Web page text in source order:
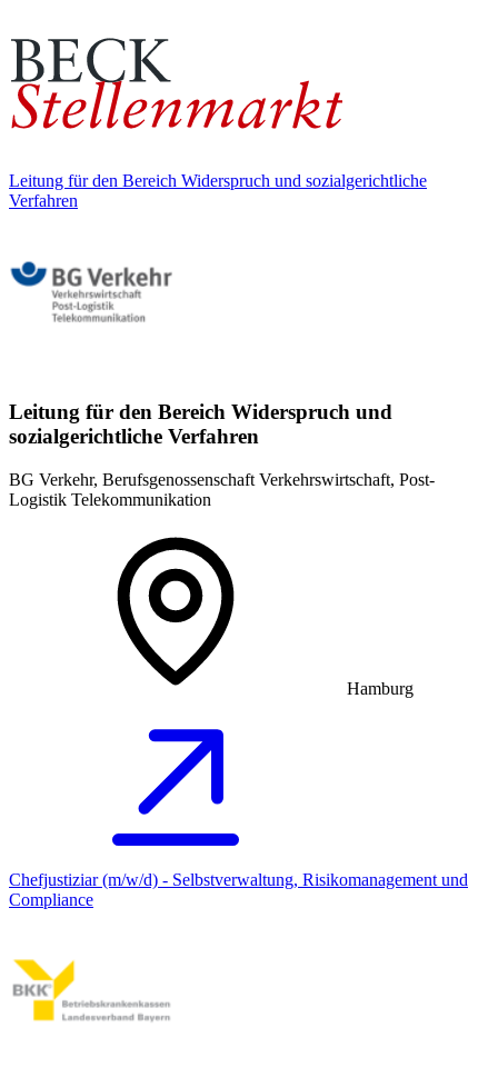
Leitung für den Bereich Widerspruch und sozialgerichtliche
Verfahren
Leitung für den Bereich Widerspruch und
sozialgerichtliche Verfahren
BG Verkehr, Berufsgenossenschaft Verkehrswirtschaft, Post-
Logistik Telekommunikation
Hamburg
Chefjustiziar (m/w/d) - Selbstverwaltung, Risikomanagement und
Compliance